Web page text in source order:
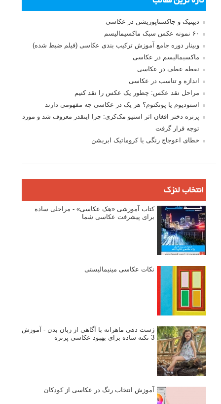
دیپتیک و جاکستا‌پوزیشن در عکاسی
۶۰ نمونه عکس سبک ماکسیمالیسم
وبینار دوره جامع آموزش ترکیب بندی عکاسی (فیلم ضبط شده)
ماکسیمالیسم در عکاسی
نقطه عطف در عکاسی
اندازه و تناسب در عکاسی
مراحل نقد عکس: چطور یک عکس را نقد کنیم
استودیوم یا پونکتوم؟ هر یک در عکاسی چه مفهومی دارند
پرتره دختر افغان اثر استیو مک‌کری: چرا اینقدر معروف شد و مورد
توجه قرار گرفت
خطای اعوجاج رنگی یا کروماتیک ابریشن
انتخاب لنزک
کتاب آموزشی «هک عکاسی» - مراحلی ساده
برای پیشرفت عکاسی شما
نکات عکاسی مینیمالیستی
ژست دهی ماهرانه با آگاهی از زبان بدن - آموزش
3 نکته ساده برای بهبود عکاسی پرتره
آموزش انتخاب رنگ در عکاسی از کودکان